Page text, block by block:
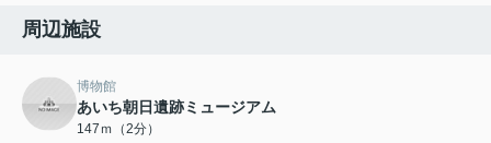
周辺施設
博物館
あいち朝日遺跡ミュージアム
147ｍ（2分）